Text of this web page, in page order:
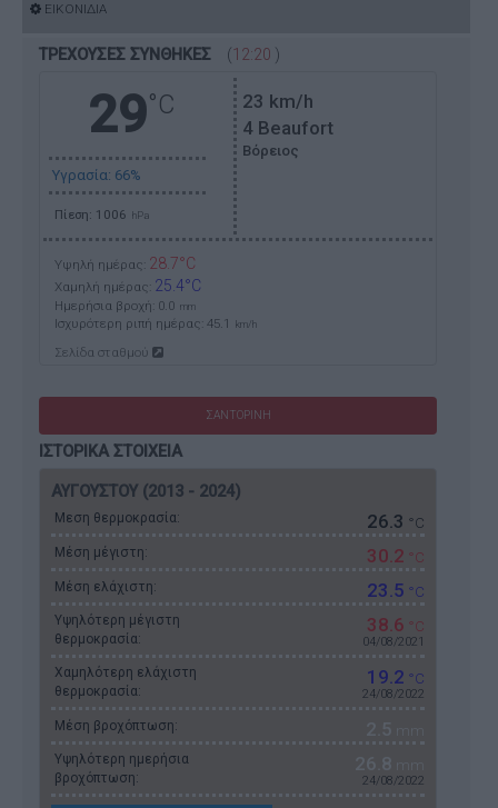
ΕΙΚΟΝΙΔΙΑ
ΤΡΕΧΟΥΣΕΣ ΣΥΝΘΗΚΕΣ (12:20 )
29°C
Υγρασία: 66%
Πίεση: 1006 hPa
23 km/h
4 Beaufort
Βόρειος
Υψηλή ημέρας: 28.7°C
Χαμηλή ημέρας: 25.4°C
Ημερήσια βροχή: 0.0 mm
Ισχυρότερη ριπή ημέρας: 45.1 km/h
Σελίδα σταθμού
ΣΑΝΤΟΡΙΝΗ
ΙΣΤΟΡΙΚΑ ΣΤΟΙΧΕΙΑ
ΑΥΓΟΥΣΤΟΥ (2013 - 2024)
Μεση θερμοκρασία: 26.3 °C
Μέση μέγιστη: 30.2 °C
Μέση ελάχιστη: 23.5 °C
Υψηλότερη μέγιστη
θερμοκρασία:
38.6 °C
04/08/2021
Χαμηλότερη ελάχιστη
θερμοκρασία:
19.2 °C
24/08/2022
Μέση βροχόπτωση: 2.5 mm
Υψηλότερη ημερήσια
βροχόπτωση:
26.8 mm
24/08/2022